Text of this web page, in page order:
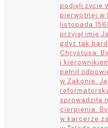
podjęli życie
pierwotnej w
listopada
przyjął imię
gdyż tak
Chrystusa.
i
pełnił
w Zakonie.
sprowadziła
cierpienia.
w karcerze